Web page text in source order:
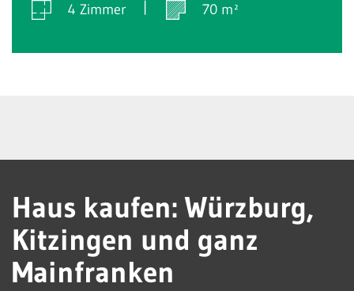
4 Zimmer 70 m²
Haus kaufen: Würzburg,
Kitzingen und ganz
Mainfranken